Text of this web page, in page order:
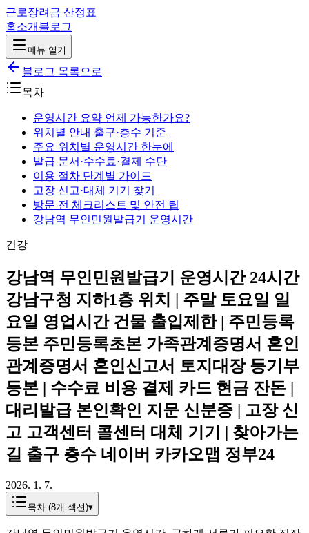
근로장려금 산정표
홈소개 블로그
메뉴 열기
블로그 목록으로
목차
운영시간 요약 언제 가능한가요?
위치별 안내 출구·층수 기준
주요 위치별 운영시간 한눈에
발급 문서·수수료·결제 수단
이용 절차 단계별 가이드
고장 신고·대체 기기 찾기
방문 전 체크리스트 및 안전 팁
강남역 무인민원발급기 운영시간
건강
강남역 무인민원발급기 운영시간 24시간
강남구청 지하1층 위치 | 주말 토요일 일
요일 영업시간 건물 출입제한 | 주민등록
등본 주민등록초본 가족관계증명서 혼인
관계증명서 혼인신고서 토지대장 등기부
등본 | 수수료 비용 결제 카드 현금 잔돈 |
대리발급 본인확인 지문 신분증 | 고장 신
고 고객센터 콜센터 대체 기기 | 찾아가는
길 출구 층수 네이버 카카오맵 정부24
2026. 1. 7.
목차 (8개 섹션)▾